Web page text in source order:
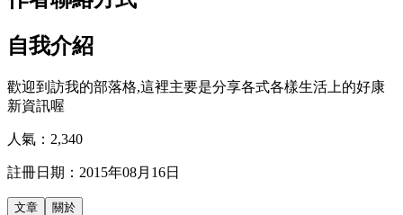
自我介紹
歡迎到訪我的部落格,這裡主要是分享各式各樣生活上的好康
新資訊喔
人氣： 2,340
註冊日期： 2015年08月16日
文章 關於